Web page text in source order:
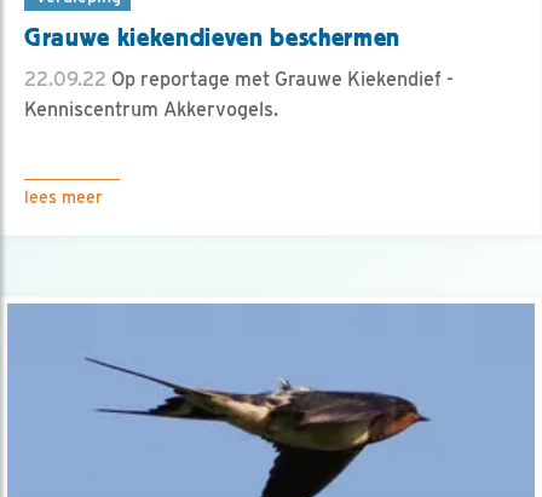
Grauwe kiekendieven beschermen
22.09.22 Op reportage met Grauwe Kiekendief -
Kenniscentrum Akkervogels.
lees meer